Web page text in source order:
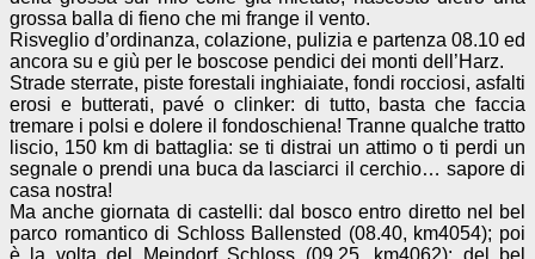
grossa balla di fieno che mi frange il vento.
Risveglio d’ordinanza, colazione, pulizia e partenza 08.10 ed
ancora su e giù per le boscose pendici dei monti dell’Harz.
Strade sterrate, piste forestali inghiaiate, fondi rocciosi, asfalti
erosi e butterati, pavé o clinker: di tutto, basta che faccia
tremare i polsi e dolere il fondoschiena! Tranne qualche tratto
liscio, 150 km di battaglia: se ti distrai un attimo o ti perdi un
segnale o prendi una buca da lasciarci il cerchio… sapore di
casa nostra!
Ma anche giornata di castelli: dal bosco entro diretto nel bel
parco romantico di Schloss Ballensted (08.40, km4054); poi
è la volta del Meindorf Schloss (09.25, km4062); del bel